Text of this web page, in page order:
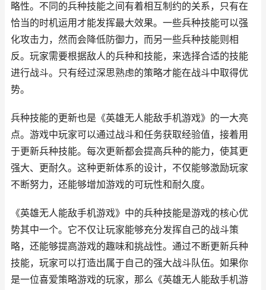
略性。不同的兵种技能之间有着相互制约的关系，只有在
恰当的时机运用才能发挥最大效果。一些兵种技能可以强
化攻击力，然而会降低防御力，而另一些兵种技能则相
反。玩家需要根据敌人的兵种和技能，来选择合适的技能
进行战斗。只有经过深思熟虑的策略才能在战斗中取得优
势。
兵种技能的更新也是《英雄无人能敌手机游戏》的一大亮
点。游戏中玩家可以通过战斗和任务获取经验值，接着用
于更新兵种技能。每次更新都会提高兵种的能力，使其更
强大、更耐久。这种更新体系的设计，不仅能够激励玩家
不断努力，还能够增加游戏的可玩性和耐久度。
《英雄无人能敌手机游戏》中的兵种技能是游戏的核心优
势其中一个。它不仅让玩家能够充分发挥自己的战斗策
略，还能够提高游戏的趣味和挑战性。通过不断更新兵种
技能，玩家可以打造出属于自己的强大战斗队伍。如果你
是一位喜爱策略游戏的玩家，那么《英雄无人能敌手机游